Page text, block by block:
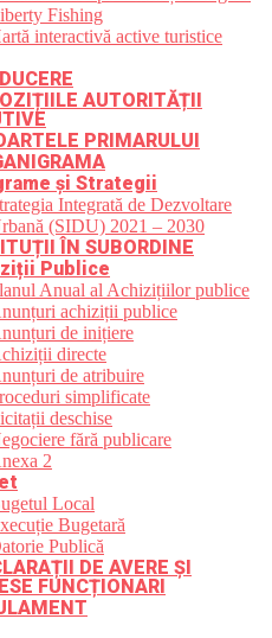
Fishing
interactivă active turistice
AUTORITĂȚII
PRIMARULUI
și Strategii
Integrată de Dezvoltare
(SIDU) 2021 – 2030
ÎN SUBORDINE
Publice
Anual al Achizițiilor publice
achiziții publice
de inițiere
directe
de atribuire
simplificate
deschise
fără publicare
2
Local
Bugetară
Publică
DE AVERE ȘI
FUNCȚIONARI